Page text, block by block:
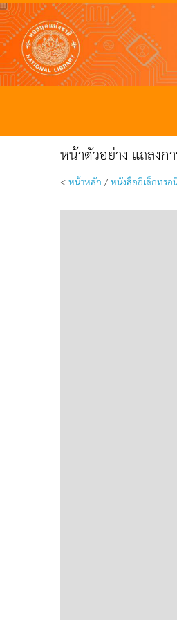
หน้าตัวอย่าง แถลง
<หน้าหลัก /หนังสืออิเล็กทรอ